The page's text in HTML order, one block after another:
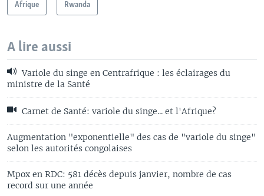
Afrique Rwanda
A lire aussi
Variole du singe en Centrafrique : les éclairages du
ministre de la Santé
Carnet de Santé: variole du singe... et l'Afrique?
Augmentation "exponentielle" des cas de "variole du singe"
selon les autorités congolaises
Mpox en RDC: 581 décès depuis janvier, nombre de cas
record sur une année